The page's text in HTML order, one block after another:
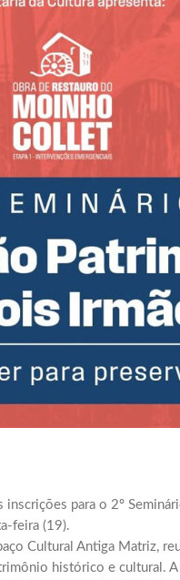
para o 2º
feira (19).
Cultural Antiga Matriz,
histórico e cultural.